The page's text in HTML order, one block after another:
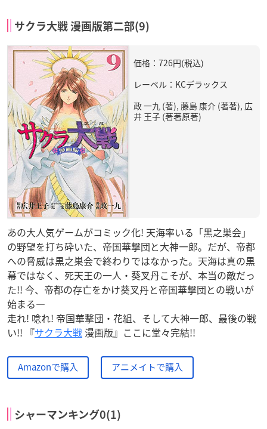
サクラ大戦 漫画版第二部(9)
価格：726円(税込)
レーベル：KCデラックス
政 一九 (著), 藤島 康介 (著著), 広
井 王子 (著著原著)
あの大人気ゲームがコミック化! 天海率いる「黒之巣会」
の野望を打ち砕いた、帝国華撃団と大神一郎。だが、帝都
への脅威は黒之巣会で終わりではなかった。天海は真の黒
幕ではなく、死天王の一人・葵叉丹こそが、本当の敵だっ
た!! 今、帝都の存亡をかけ葵叉丹と帝国華撃団との戦いが
始まる—
走れ! 唸れ! 帝国華撃団・花組、そして大神一郎、最後の戦
い!! 『サクラ大戦 漫画版』ここに堂々完結!!
Amazonで購入 アニメイトで購入
シャーマンキング0(1)